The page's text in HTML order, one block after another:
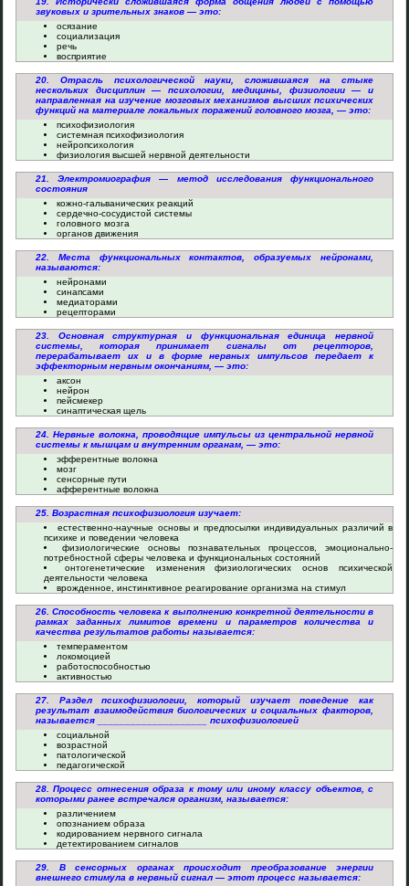
звуковых и зрительных знаков — это:
осязание
социализация
речь
восприятие
20. Отрасль психологической науки, сложившаяся на стыке
нескольких дисциплин — психологии, медицины, физиологии — и
направленная на изучение мозговых механизмов высших психических
функций на материале локальных поражений головного мозга, — это:
психофизиология
системная психофизиология
нейропсихология
физиология высшей нервной деятельности
21. Электромиография — метод исследования функционального
состояния
кожно-гальванических реакций
сердечно-сосудистой системы
головного мозга
органов движения
22. Места функциональных контактов, образуемых нейронами,
называются:
нейронами
синапсами
медиаторами
рецепторами
23. Основная структурная и функциональная единица нервной
системы, которая принимает сигналы от рецепторов,
перерабатывает их и в форме нервных импульсов передает к
эффекторным нервным окончаниям, — это:
аксон
нейрон
пейсмекер
синаптическая щель
24. Нервные волокна, проводящие импульсы из центральной нервной
системы к мышцам и внутренним органам, — это:
эфферентные волокна
мозг
сенсорные пути
афферентные волокна
25. Возрастная психофизиология изучает:
естественно-научные основы и предпосылки индивидуальных различий в
психике и поведении человека
физиологические основы познавательных процессов, эмоционально-
потребностной сферы человека и функциональных состояний
онтогенетические изменения физиологических основ психической
деятельности человека
врожденное, инстинктивное реагирование организма на стимул
26. Способность человека к выполнению конкретной деятельности в
рамках заданных лимитов времени и параметров количества и
качества результатов работы называется:
темпераментом
локомоцией
работоспособностью
активностью
27. Раздел психофизиологии, который изучает поведение как
результат взаимодействия биологических и социальных факторов,
называется ____________________ психофизиологией
социальной
возрастной
патологической
педагогической
28. Процесс отнесения образа к тому или иному классу объектов, с
которыми ранее встречался организм, называется:
различением
опознанием образа
кодированием нервного сигнала
детектированием сигналов
29. В сенсорных органах происходит преобразование энергии
внешнего стимула в нервный сигнал — этот процесс называется: